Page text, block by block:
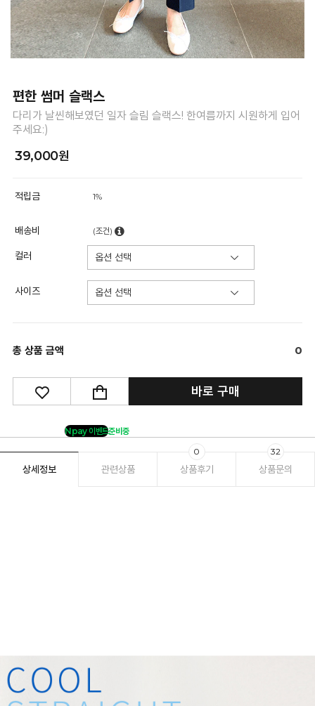
편한 썸머 슬랙스
다리가 날씬해보였던 일자 슬림 슬랙스! 한여름까지 시원하게 입어
주세요:)
39,000원
적립금 1%
배송비 (조건)
컬러
사이즈
총 상품 금액 0
바로 구매
Npay 이벤트준비중
상세정보 관련상품 상품후기
0
상품문의
32